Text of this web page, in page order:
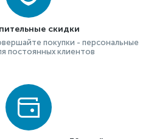
скидки
покупки - персональные
постоянных клиентов